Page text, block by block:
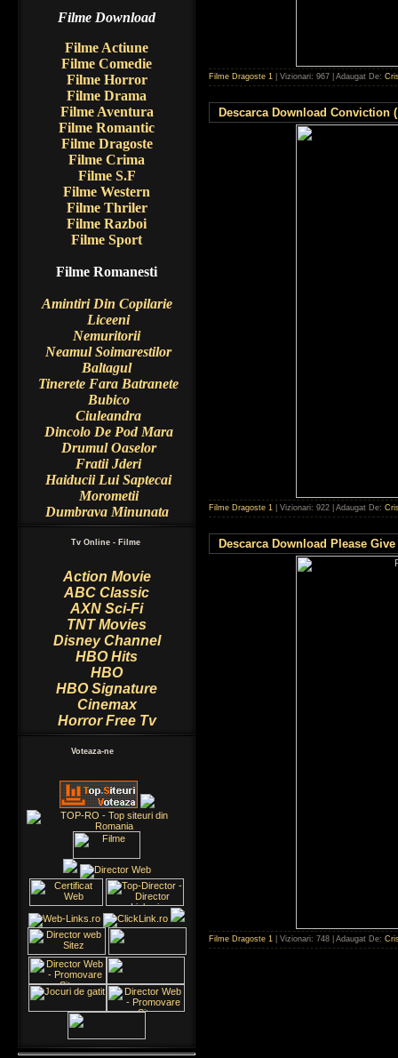
Filme Download
Filme Actiune
Filme Comedie
Filme Horror
Filme Drama
Filme Aventura
Filme Romantic
Filme Dragoste
Filme Crima
Filme S.F
Filme Western
Filme Thriler
Filme Razboi
Filme Sport
Filme Romanesti
Amintiri Din Copilarie
Liceeni
Nemuritorii
Neamul Soimarestilor
Baltagul
Tinerete Fara Batranete
Bubico
Ciuleandra
Dincolo De Pod Mara
Drumul Oaselor
Fratii Jderi
Haiducii Lui Saptecai
Morometii
Dumbrava Minunata
Tv Online - Filme
Action Movie
ABC Classic
AXN Sci-Fi
TNT Movies
Disney Channel
HBO Hits
HBO
HBO Signature
Cinemax
Horror Free Tv
Voteaza-ne
Filme Dragoste 1 | Vizionari: 967 | Adaugat De:
Descarca Download Conviction (
Filme Dragoste 1 | Vizionari: 922 | Adaugat De:
Descarca Download Please
Filme Dragoste 1 | Vizionari: 748 | Adaugat De: